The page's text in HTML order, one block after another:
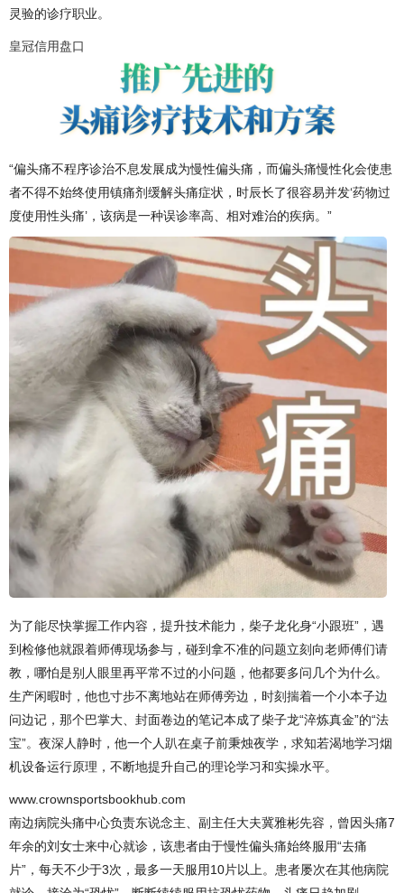
灵验的诊疗职业。
皇冠信用盘口
“偏头痛不程序诊治不息发展成为慢性偏头痛，而偏头痛慢性化会使患
者不得不始终使用镇痛剂缓解头痛症状，时辰长了很容易并发‘药物过
度使用性头痛’，该病是一种误诊率高、相对难治的疾病。”
为了能尽快掌握工作内容，提升技术能力，柴子龙化身“小跟班”，遇
到检修他就跟着师傅现场参与，碰到拿不准的问题立刻向老师傅们请
教，哪怕是别人眼里再平常不过的小问题，他都要多问几个为什么。
生产闲暇时，他也寸步不离地站在师傅旁边，时刻揣着一个小本子边
问边记，那个巴掌大、封面卷边的笔记本成了柴子龙“淬炼真金”的“法
宝”。夜深人静时，他一个人趴在桌子前秉烛夜学，求知若渴地学习烟
机设备运行原理，不断地提升自己的理论学习和实操水平。
www.crownsportsbookhub.com
南边病院头痛中心负责东说念主、副主任大夫冀雅彬先容，曾因头痛7
年余的刘女士来中心就诊，该患者由于慢性偏头痛始终服用“去痛
片”，每天不少于3次，最多一天服用10片以上。患者屡次在其他病院